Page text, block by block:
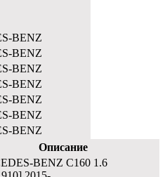
BENZ
BENZ
BENZ
BENZ
BENZ
BENZ
BENZ
Описание
BENZ C160 1.6